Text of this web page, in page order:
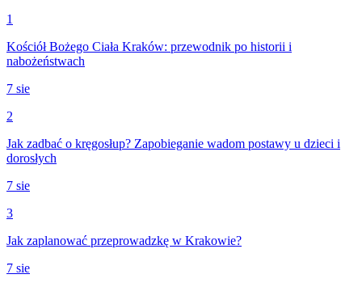
1
Kościół Bożego Ciała Kraków: przewodnik po historii i
nabożeństwach
7 sie
2
Jak zadbać o kręgosłup? Zapobieganie wadom postawy u dzieci i
dorosłych
7 sie
3
Jak zaplanować przeprowadzkę w Krakowie?
7 sie